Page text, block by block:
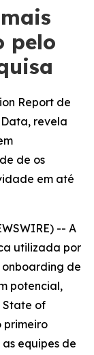
pelo
Report de
revela
de os
em até
-- A
utilizada por
de
potencial,
State of
primeiro
equipes de